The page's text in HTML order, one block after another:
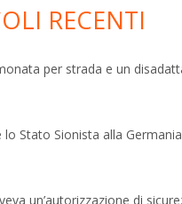
RECENTI
per strada e un
lo Stato Sionista alla
un’autorizzazione di